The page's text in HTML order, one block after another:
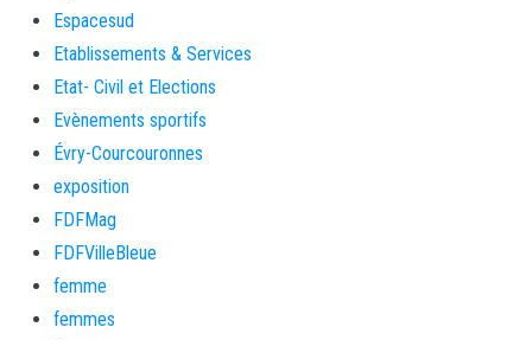
Espacesud
Etablissements & Services
Etat- Civil et Elections
Evènements sportifs
Évry-Courcouronnes
exposition
FDFMag
FDFVilleBleue
femme
femmes